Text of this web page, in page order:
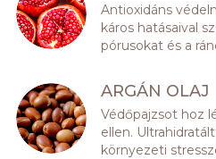
Antioxidáns
káros hatásaival
pórusokat és a
ARGÁN OLAJ
Védőpajzsot hoz
ellen.
környezeti